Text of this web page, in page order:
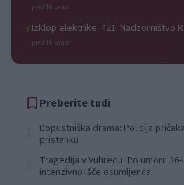
pred 16 urami
⚡Izklop elektrike: 421. Nadzorništvo
pred 16 urami
Preberite tudi
Dopustniška drama: Policija
pristanku
Tragedija v Vuhredu: Po umoru
intenzivno išče osumljenca